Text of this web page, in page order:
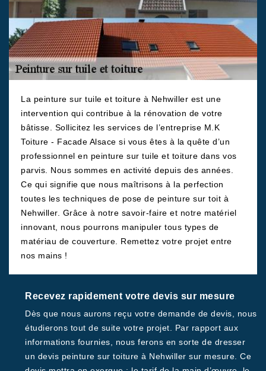
La peinture sur tuile et toiture à Nehwiller est une
intervention qui contribue à la rénovation de votre
bâtisse. Sollicitez les services de l’entreprise M.K
Toiture - Facade Alsace si vous êtes à la quête d’un
professionnel en peinture sur tuile et toiture dans vos
parvis. Nous sommes en activité depuis des années.
Ce qui signifie que nous maîtrisons à la perfection
toutes les techniques de pose de peinture sur toit à
Nehwiller. Grâce à notre savoir-faire et notre matériel
innovant, nous pourrons manipuler tous types de
matériau de couverture. Remettez votre projet entre
nos mains !
Recevez rapidement votre devis sur mesure
Dès que nous aurons reçu votre demande de devis, nous
étudierons tout de suite votre projet. Par rapport aux
informations fournies, nous ferons en sorte de dresser
un devis peinture sur toiture à Nehwiller sur mesure. Ce